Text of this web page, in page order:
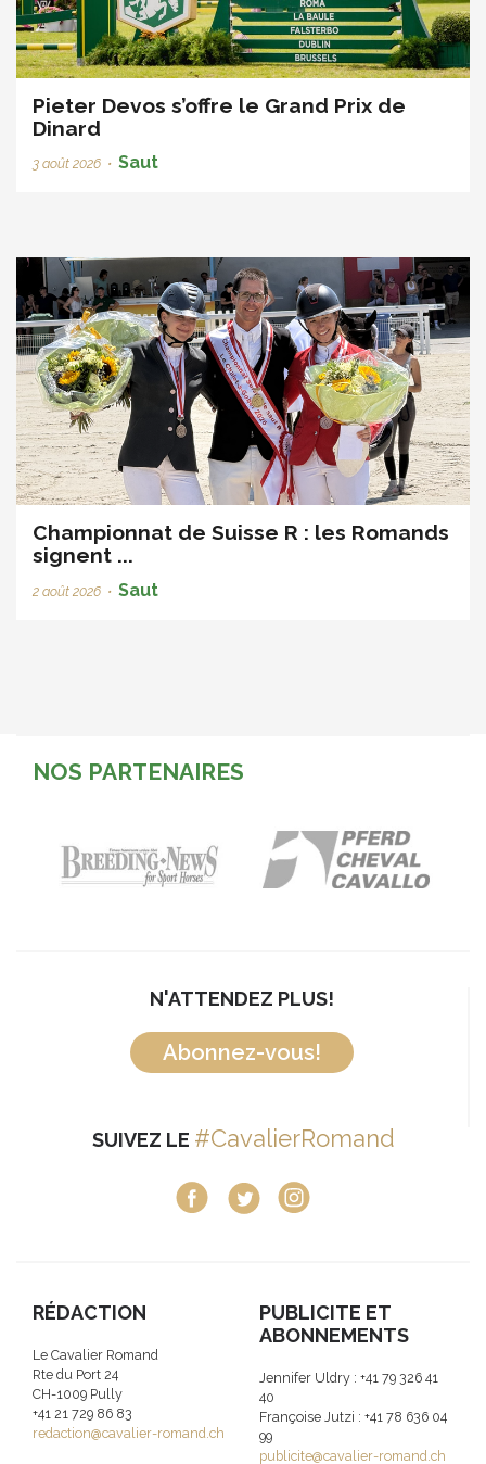
Pieter Devos s’offre le Grand Prix de
Dinard
3 août 2026 • Saut
Championnat de Suisse R : les Romands
signent ...
2 août 2026 • Saut
NOS PARTENAIRES
N'ATTENDEZ PLUS!
Abonnez-vous!
SUIVEZ LE #CavalierRomand
RÉDACTION
Le Cavalier Romand
Rte du Port 24
CH-1009 Pully
+41 21 729 86 83
redaction@cavalier-romand.ch
PUBLICITE ET
ABONNEMENTS
Jennifer Uldry : +41 79 326 41
40
Françoise Jutzi : +41 78 636 04
99
publicite@cavalier-romand.ch